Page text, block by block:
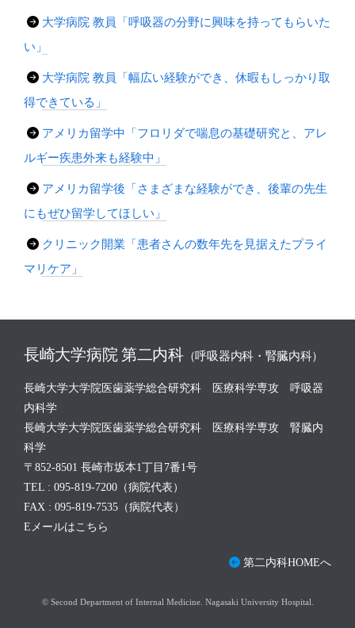
大学病院 教員「呼吸器の分野に興味を持ってもらいた
い」
大学病院 教員「幅広い経験ができ、休暇もしっかり取
得できている」
アメリカ留学中「フロリダで喘息の基礎研究と、アレ
ルギー疾患外来も経験中」
アメリカ留学後「さまざまな経験ができ、後輩の先生
にもぜひ留学してほしい」
クリニック開業「患者さんの数年先を見据えたプライ
マリケア」
長崎大学病院 第二内科（呼吸器内科・腎臓内科）
長崎大学大学院医歯薬学総合研究科 医療科学専攻 呼吸器
内科学
長崎大学大学院医歯薬学総合研究科 医療科学専攻 腎臓内
科学
〒852-8501 長崎市坂本1丁目7番1号
TEL : 095-819-7200（病院代表）
FAX : 095-819-7535（病院代表）
Eメールはこちら
第二内科HOMEへ
© Second Department of Internal Medicine. Nagasaki University Hospital.